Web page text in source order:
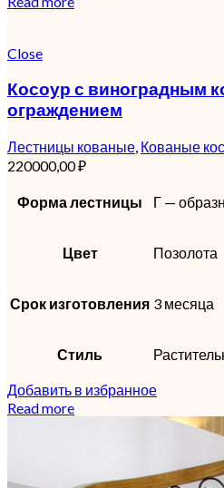
Close
Косоур с виноградным
ограждением
Лестницы кованые Кованые
220000,00₽
Форма лестницы Г —
Цвет Позолота
Срок изготовления 3 месяца
Стиль
Добавить в избранное
Read more